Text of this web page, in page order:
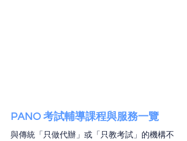
PANO 考試輔導課程與服務一覽
與傳統「只做代辦」或「只教考試」的機構不